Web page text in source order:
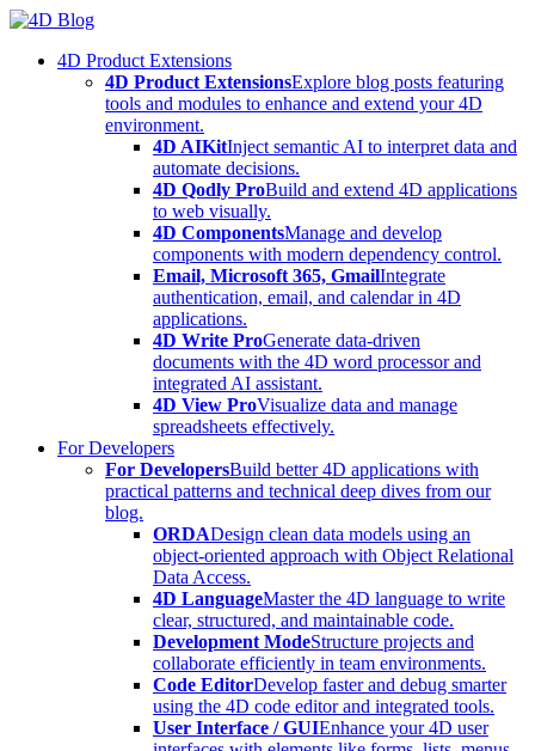
Skip
content4D Product Extensions
4D Product ExtensionsExplore blog posts featuring
tools and modules to enhance and extend your 4D
environment.
4D AIKitInject semantic AI to interpret data and
automate decisions.
4D Qodly ProBuild and extend 4D applications
to web visually.
4D ComponentsManage and develop
components with modern dependency control.
Email, Microsoft 365, GmailIntegrate
authentication, email, and calendar in 4D
applications.
4D Write ProGenerate data-driven
documents with the 4D word processor and
integrated AI assistant.
4D View ProVisualize data and manage
spreadsheets effectively.
For Developers
For DevelopersBuild better 4D applications with
practical patterns and technical deep dives from our
blog.
ORDADesign clean data models using an
object-oriented approach with Object Relational
Data Access.
4D LanguageMaster the 4D language to write
clear, structured, and maintainable code.
Development ModeStructure projects and
collaborate efficiently in team environments.
Code EditorDevelop faster and debug smarter
using the 4D code editor and integrated tools.
User Interface / GUIEnhance your 4D user